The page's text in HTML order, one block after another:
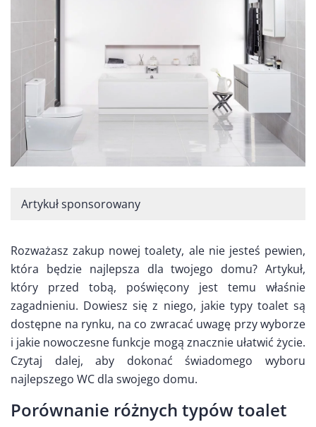
Artykuł sponsorowany
Rozważasz zakup nowej toalety, ale nie jesteś pewien,
która będzie najlepsza dla twojego domu? Artykuł,
który przed tobą, poświęcony jest temu właśnie
zagadnieniu. Dowiesz się z niego, jakie typy toalet są
dostępne na rynku, na co zwracać uwagę przy wyborze
i jakie nowoczesne funkcje mogą znacznie ułatwić życie.
Czytaj dalej, aby dokonać świadomego wyboru
najlepszego WC dla swojego domu.
Porównanie różnych typów toalet